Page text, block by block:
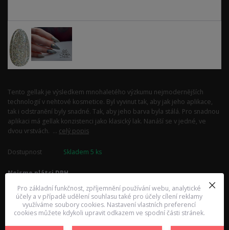
Tento gellak je výsledkem mnohaletého výzkumu nejmodernějších
technologií v nehtové kosmetice. Byl vyvinut tak, aby jak jeho aplikace,
tak i odstranění byly snadné. Tak, aby jeho barva byla stálá. Pro snadnou
aplikaci má gellak konzistenci jako klasický lak. Nanáší se v jedné, ve
dvou vrstvách. ... celý popis
Dostupnost Skladem 5 ks
Nejsme plátci DPH
185,00 Kč/ ks
Přidat do košíku
Pro základní funkčnost, zpříjemnění používání webu, analytické
účely a v případě udělení souhlasu také pro účely cílení reklamy
využíváme soubory cookies. Nastavení vlastních preferencí
cookies můžete kdykoli upravit odkazem ve spodní části stránek.